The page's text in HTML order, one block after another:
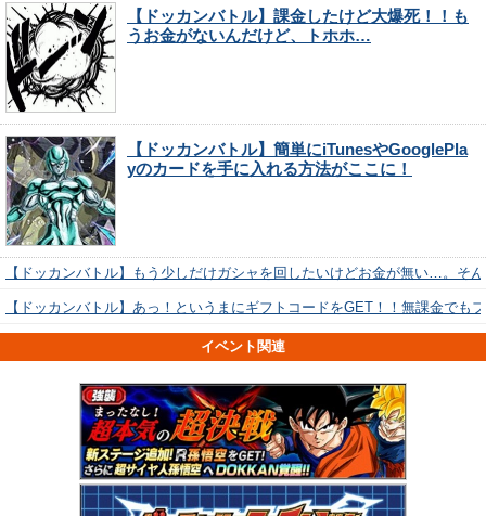
【ドッカンバトル】課金したけど大爆死！！も
うお金がないんだけど、トホホ…
【ドッカンバトル】簡単にiTunesやGooglePla
yのカードを手に入れる方法がここに！
【ドッカンバトル】もう少しだけガシャを回したいけどお金が無い…。そ
【ドッカンバトル】あっ！というまにギフトコードをGET！！無課金でも
イベント関連